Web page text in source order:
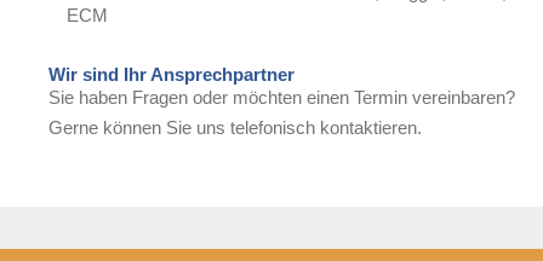
ECM
Wir sind Ihr Ansprechpartner
Sie haben Fragen oder möchten einen Termin vereinbaren?
Gerne können Sie uns telefonisch kontaktieren.